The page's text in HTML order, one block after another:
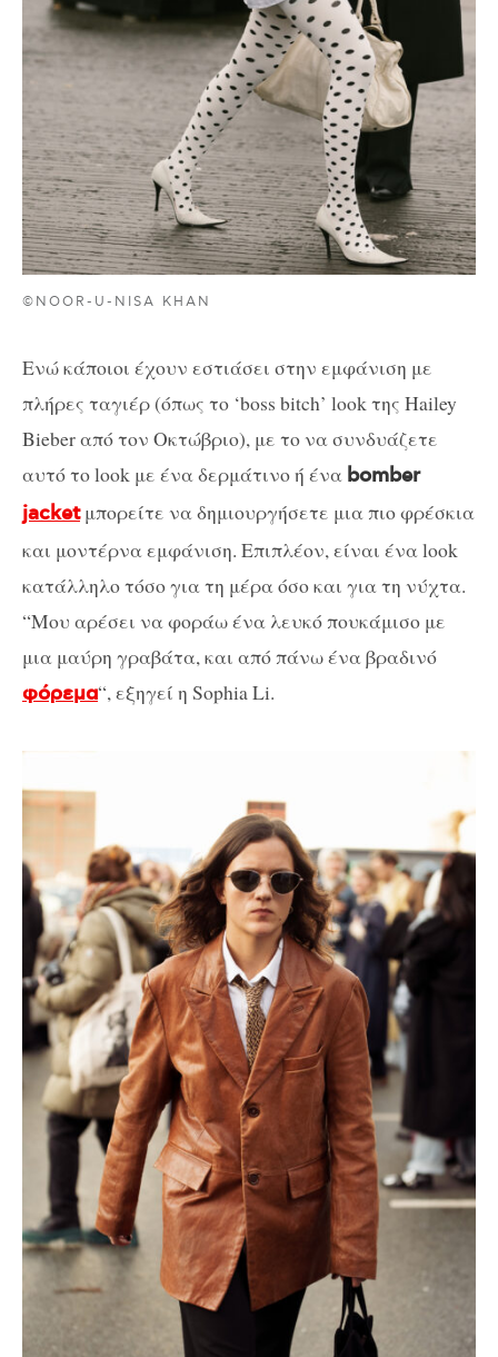
©NOOR-U-NISA KHAN
Ενώ κάποιοι έχουν εστιάσει στην εμφάνιση με
πλήρες ταγιέρ (όπως το ‘boss bitch’ lookτης Hailey
Bieberαπό τον Οκτώβριο), με το να συνδυάζετε
αυτό το look με ένα δερμάτινο ή ένα bomber
jacketμπορείτε να δημιουργήσετε μια πιο φρέσκια
και μοντέρνα εμφάνιση. Επιπλέον, είναι έναlook
κατάλληλο τόσο για τη μέρα όσο και για τη νύχτα.
“Μου αρέσει να φοράω ένα λευκό πουκάμισο με
μια μαύρη γραβάτα, και από πάνω ένα βραδινό
φόρεμα“, εξηγεί η Sophia Li.